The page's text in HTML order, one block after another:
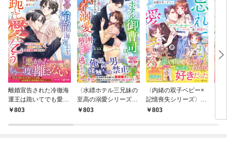
離婚宣告された冷徹海
運王は跪いてでも愛を
乞う～幼馴染の初恋妻
復縁で囲われる～
803
〈水縹ホテル三兄妹の
至高の溺愛シリーズ〉
策士なホテル御曹司
803
〈内緒の双子ベビー×
記憶喪失シリーズ〉氷
の不動産王は、記憶を
803
那